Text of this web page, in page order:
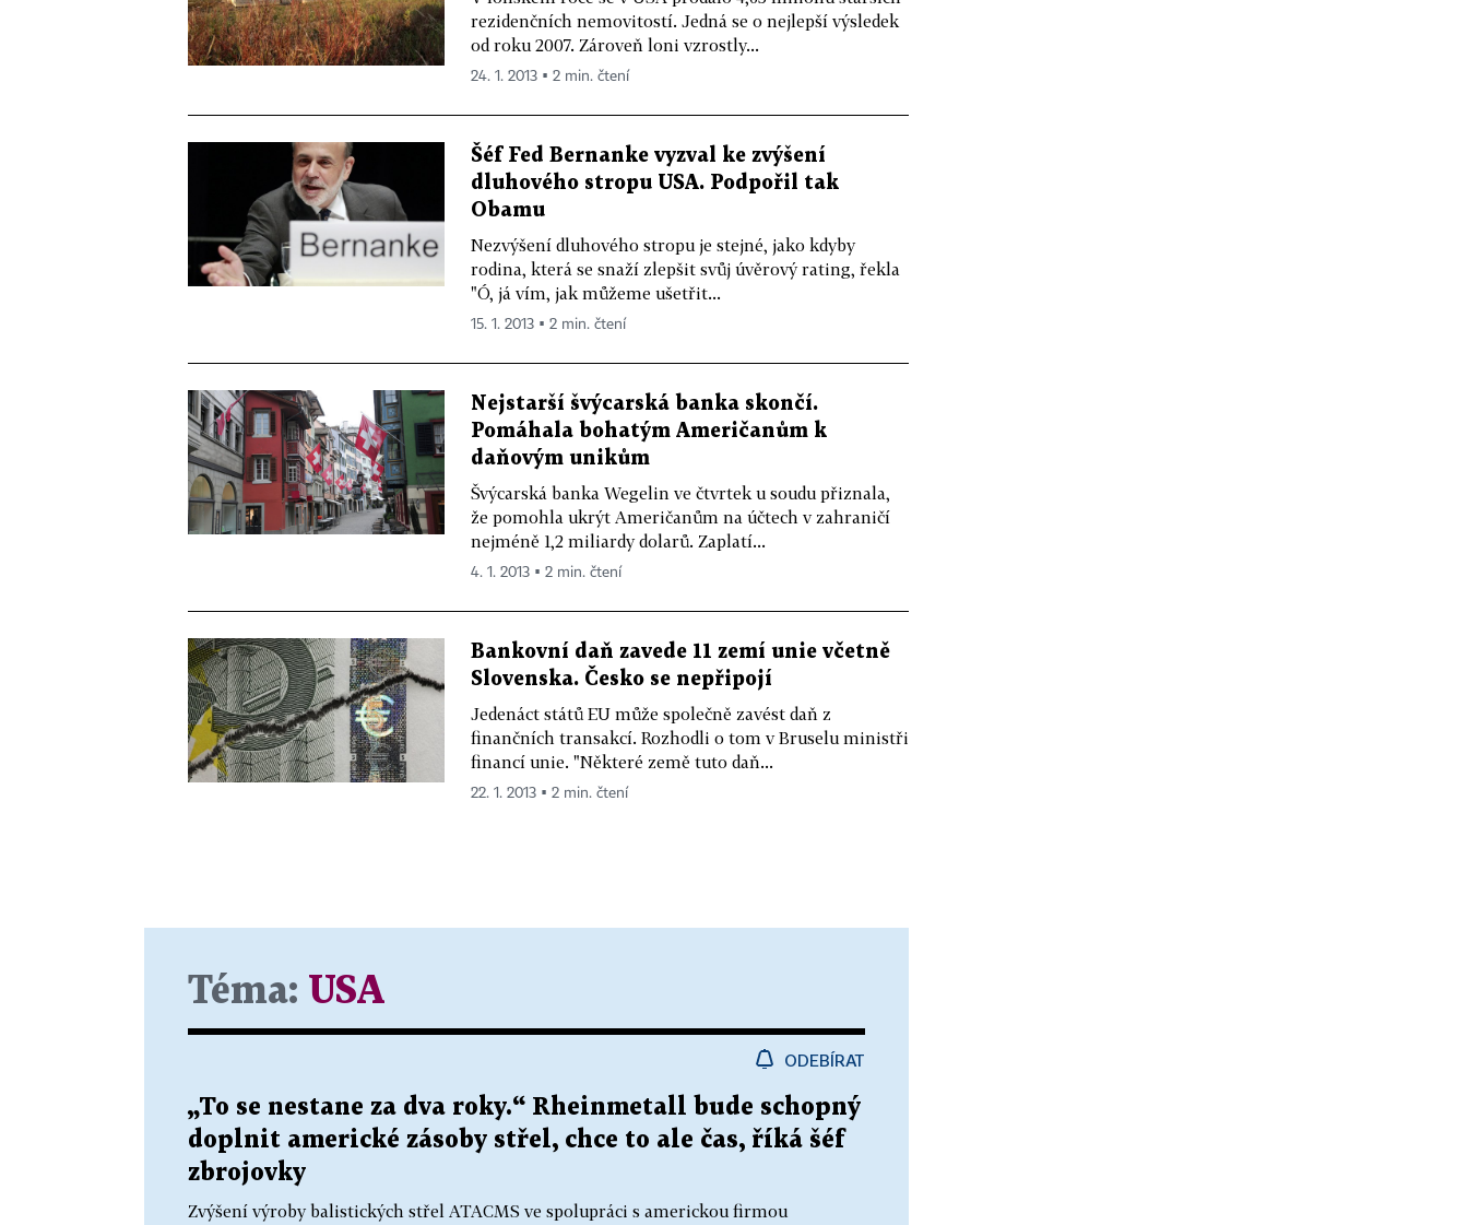
rezidenčních nemovitostí. Jedná se o nejlepší výsledek
od roku 2007. Zároveň loni vzrostly...
24. 1. 2013 ▪ 2 min. čtení
Šéf Fed Bernanke vyzval ke zvýšení
dluhového stropu USA. Podpořil tak
Obamu
Nezvýšení dluhového stropu je stejné, jako kdyby
rodina, která se snaží zlepšit svůj úvěrový rating, řekla
"Ó, já vím, jak můžeme ušetřit...
15. 1. 2013 ▪ 2 min. čtení
Nejstarší švýcarská banka skončí.
Pomáhala bohatým Američanům k
daňovým unikům
Švýcarská banka Wegelin ve čtvrtek u soudu přiznala,
že pomohla ukrýt Američanům na účtech v zahraničí
nejméně 1,2 miliardy dolarů. Zaplatí...
4. 1. 2013 ▪ 2 min. čtení
Bankovní daň zavede 11 zemí unie včetně
Slovenska. Česko se nepřipojí
Jedenáct států EU může společně zavést daň z
finančních transakcí. Rozhodli o tom v Bruselu ministři
financí unie. "Některé země tuto daň...
22. 1. 2013 ▪ 2 min. čtení
Téma: USA
ODEBÍRAT
„To se nestane za dva roky.“ Rheinmetall bude schopný
doplnit americké zásoby střel, chce to ale čas, říká šéf
zbrojovky
Zvýšení výroby balistických střel ATACMS ve spolupráci s americkou firmou